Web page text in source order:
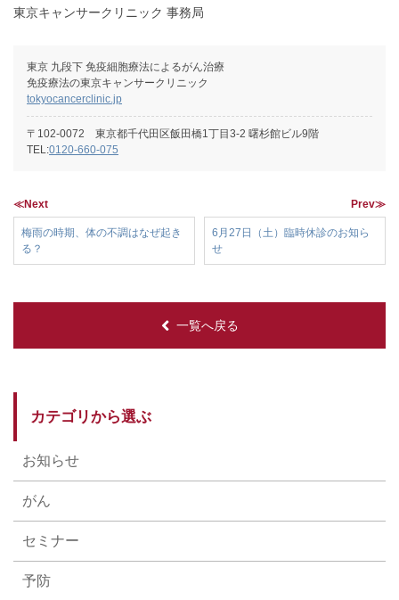
東京キャンサークリニック 事務局
東京 九段下 免疫細胞療法によるがん治療
免疫療法の東京キャンサークリニック
tokyocancerclinic.jp
〒102-0072 東京都千代田区飯田橋1丁目3-2 曙杉館ビル9階
TEL:0120-660-075
≪Next
梅雨の時期、体の不調はなぜ起き
る？
Prev≫
6月27日（土）臨時休診のお知ら
せ
一覧へ戻る
カテゴリから選ぶ
お知らせ
がん
セミナー
予防